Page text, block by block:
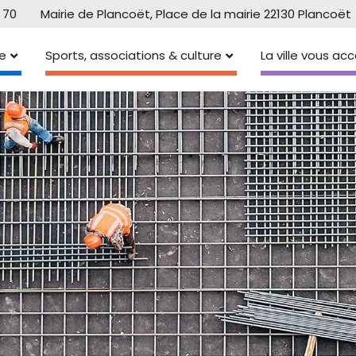
Mairie de Plancoët, Place de la mairie 22130 Plancoët
Sports, associations & culture La ville vous